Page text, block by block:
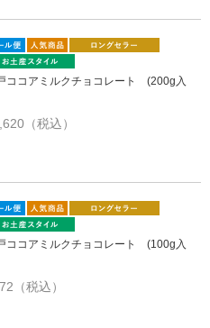
ココアミルクチョコレート (200g入
（税込）
ココアミルクチョコレート (100g入
（税込）